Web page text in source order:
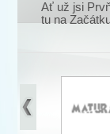
Ať už jsi
tu na